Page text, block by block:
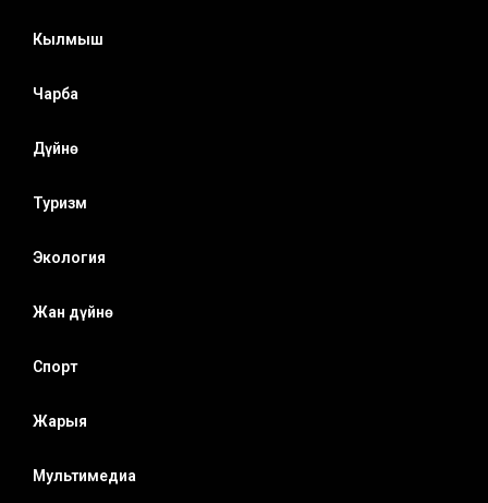
Кылмыш
Чарба
Дүйнө
Туризм
Экология
Жан дүйнө
Спорт
Жарыя
Мультимедиа